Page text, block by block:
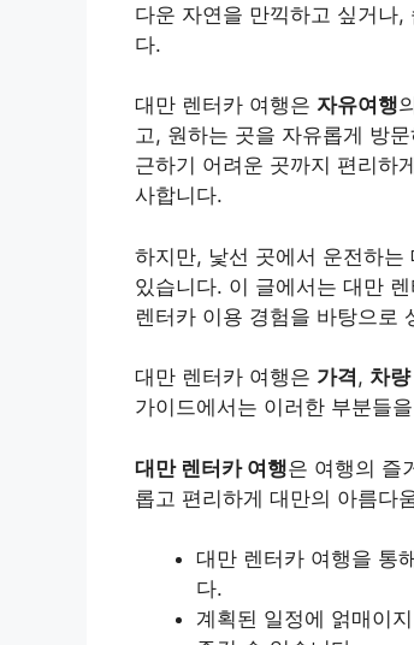
다운 자연을 만끽하고 싶거나
다.
대만 렌터카 여행은 자유여행
고, 원하는 곳을 자유롭게 방
근하기 어려운 곳까지 편리하
사합니다.
하지만, 낯선 곳에서 운전하
있습니다. 이 글에서는 대만
렌터카 이용 경험을 바탕으로
대만 렌터카 여행은 가격, 차
가이드에서는 이러한 부분들
대만 렌터카 여행은 여행의 즐
롭고 편리하게 대만의 아름다
대만 렌터카 여행을 통
다.
계획된 일정에 얽매이